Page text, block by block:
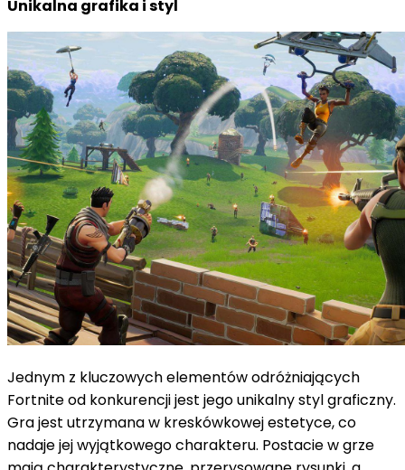
Unikalna grafika i styl
Jednym z kluczowych elementów odróżniających
Fortnite od konkurencji jest jego unikalny styl graficzny.
Gra jest utrzymana w kreskówkowej estetyce, co
nadaje jej wyjątkowego charakteru. Postacie w grze